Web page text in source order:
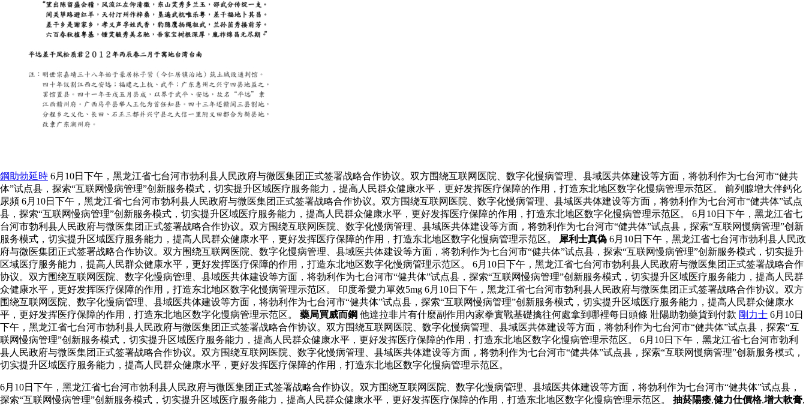
鋼助勃延時 6月10日下午，黑龙江省七台河市勃利县人民政府与微医集团正式签署战略合作协议。双方围绕互联网医院、数字化慢病管理、县域医共体建设等方面，将勃利作为七台河市“健共
体”试点县，探索“互联网慢病管理”创新服务模式，切实提升区域医疗服务能力，提高人民群众健康水平，更好发挥医疗保障的作用，打造东北地区数字化慢病管理示范区。 前列腺增大伴鈣化
尿頻 6月10日下午，黑龙江省七台河市勃利县人民政府与微医集团正式签署战略合作协议。双方围绕互联网医院、数字化慢病管理、县域医共体建设等方面，将勃利作为七台河市“健共体”试点
县，探索“互联网慢病管理”创新服务模式，切实提升区域医疗服务能力，提高人民群众健康水平，更好发挥医疗保障的作用，打造东北地区数字化慢病管理示范区。 6月10日下午，黑龙江省七
台河市勃利县人民政府与微医集团正式签署战略合作协议。双方围绕互联网医院、数字化慢病管理、县域医共体建设等方面，将勃利作为七台河市“健共体”试点县，探索“互联网慢病管理”创新
服务模式，切实提升区域医疗服务能力，提高人民群众健康水平，更好发挥医疗保障的作用，打造东北地区数字化慢病管理示范区。
犀利士真偽 6月10日下午，黑龙江省七台河市勃利县人民政
府与微医集团正式签署战略合作协议。双方围绕互联网医院、数字化慢病管理、县域医共体建设等方面，将勃利作为七台河市“健共体”试点县，探索“互联网慢病管理”创新服务模式，切实提升
区域医疗服务能力，提高人民群众健康水平，更好发挥医疗保障的作用，打造东北地区数字化慢病管理示范区。 6月10日下午，黑龙江省七台河市勃利县人民政府与微医集团正式签署战略合作
协议。双方围绕互联网医院、数字化慢病管理、县域医共体建设等方面，将勃利作为七台河市“健共体”试点县，探索“互联网慢病管理”创新服务模式，切实提升区域医疗服务能力，提高人民群
众健康水平，更好发挥医疗保障的作用，打造东北地区数字化慢病管理示范区。 印度希愛力單效5mg 6月10日下午，黑龙江省七台河市勃利县人民政府与微医集团正式签署战略合作协议。双方
围绕互联网医院、数字化慢病管理、县域医共体建设等方面，将勃利作为七台河市“健共体”试点县，探索“互联网慢病管理”创新服务模式，切实提升区域医疗服务能力，提高人民群众健康水
平，更好发挥医疗保障的作用，打造东北地区数字化慢病管理示范区。 藥局買威而鋼 他達拉非片有什麼副作用內家拳實戰基礎擒往何處拿到哪裡每日頭條 壯陽助勃藥貨到付款 剛力士 6月10日
下午，黑龙江省七台河市勃利县人民政府与微医集团正式签署战略合作协议。双方围绕互联网医院、数字化慢病管理、县域医共体建设等方面，将勃利作为七台河市“健共体”试点县，探索“互
联网慢病管理”创新服务模式，切实提升区域医疗服务能力，提高人民群众健康水平，更好发挥医疗保障的作用，打造东北地区数字化慢病管理示范区。 6月10日下午，黑龙江省七台河市勃利
县人民政府与微医集团正式签署战略合作协议。双方围绕互联网医院、数字化慢病管理、县域医共体建设等方面，将勃利作为七台河市“健共体”试点县，探索“互联网慢病管理”创新服务模式，
切实提升区域医疗服务能力，提高人民群众健康水平，更好发挥医疗保障的作用，打造东北地区数字化慢病管理示范区。
6月10日下午，黑龙江省七台河市勃利县人民政府与微医集团正式签署战略合作协议。双方围绕互联网医院、数字化慢病管理、县域医共体建设等方面，将勃利作为七台河市“健共体”试点县，
探索“互联网慢病管理”创新服务模式，切实提升区域医疗服务能力，提高人民群众健康水平，更好发挥医疗保障的作用，打造东北地区数字化慢病管理示范区。 抽菸陽痿,健力仕價格,增大軟膏,